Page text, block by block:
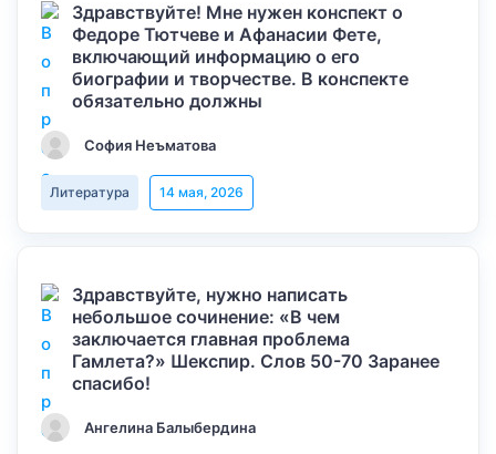
Здравствуйте! Мне нужен конспект о
Федоре Тютчеве и Афанасии Фете,
включающий информацию о его
биографии и творчестве. В конспекте
обязательно должны
София Неъматова
Литература 14 мая, 2026
Здравствуйте, нужно написать
небольшое сочинение: «В чем
заключается главная проблема
Гамлета?» Шекспир. Слов 50-70 Заранее
спасибо!
Ангелина Балыбердина